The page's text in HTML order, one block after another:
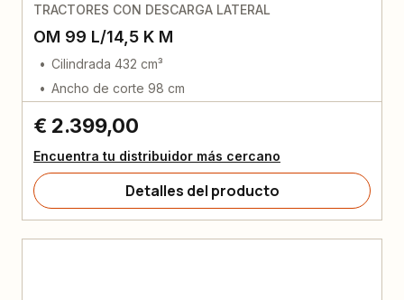
TRACTORES CON DESCARGA LATERAL
OM 99 L/14,5 K M
Cilindrada 432 cm³
Ancho de corte 98 cm
€ 2.399,00
Encuentra tu distribuidor más cercano
Detalles del producto